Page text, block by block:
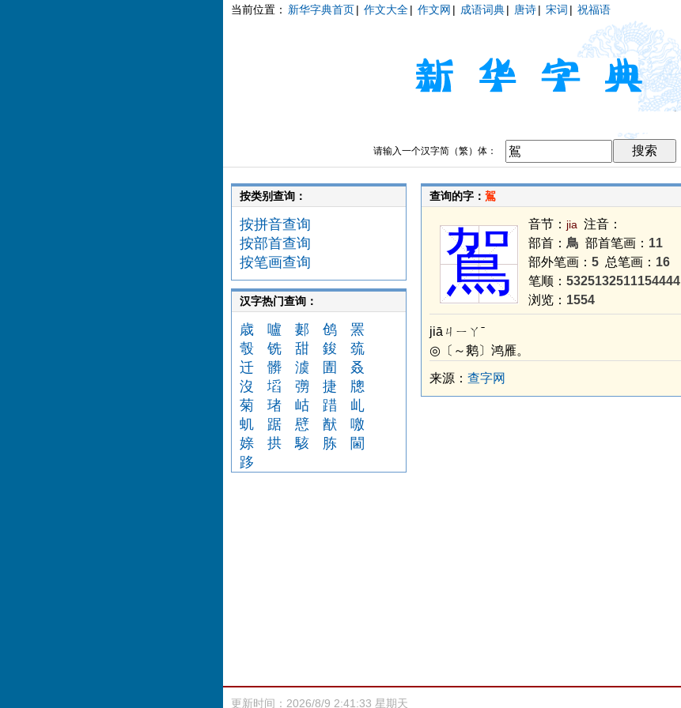
当前位置： 新华字典首页| 作文大全| 作文网 | 成语词典| 唐诗| 宋词 | 祝福语
请输入一个汉字简（繁）体：
按类别查询：
按拼音查询
按部首查询
按笔画查询
汉字热门查询：
歳 嚧 郪 鸧
罴
彀
铣 甜 鋑
巯
迁
髒 澞 圊
叒
沒
塪 彅 捷
牕
菊
琽 岵 踖
乢
虮
踞 憵 猷
噭
媇
拱 駭 胨
閫
跢
查询的字： 鴐
鴐 音节： jia 注音：
部首： 鳥 部首笔画： 11
部外笔画： 5 总笔画： 16
笔顺： 5325132511154444
浏览： 1554
jiāㄐㄧㄚˉ
◎〔～鹅〕鸿雁。
来源： 查字网
更新时间：2026/8/9 2:41:33 星期天